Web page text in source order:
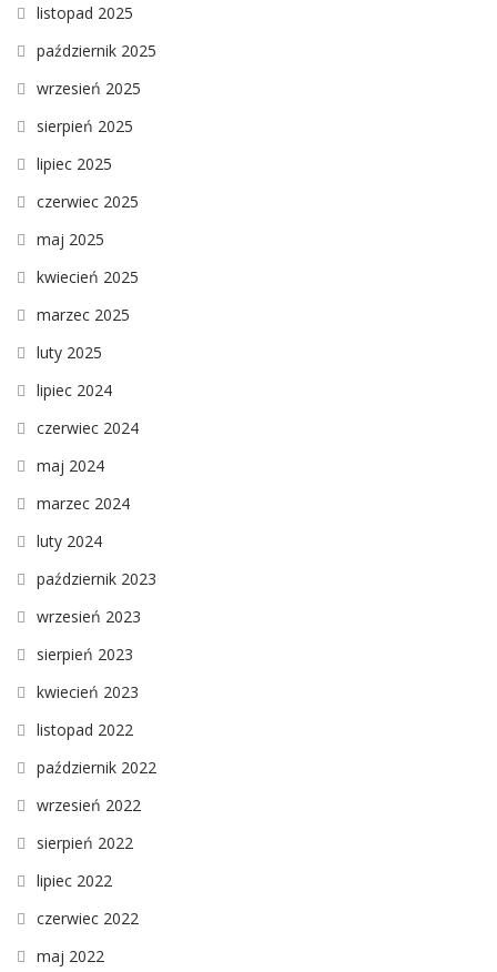
listopad 2025
październik 2025
wrzesień 2025
sierpień 2025
lipiec 2025
czerwiec 2025
maj 2025
kwiecień 2025
marzec 2025
luty 2025
lipiec 2024
czerwiec 2024
maj 2024
marzec 2024
luty 2024
październik 2023
wrzesień 2023
sierpień 2023
kwiecień 2023
listopad 2022
październik 2022
wrzesień 2022
sierpień 2022
lipiec 2022
czerwiec 2022
maj 2022